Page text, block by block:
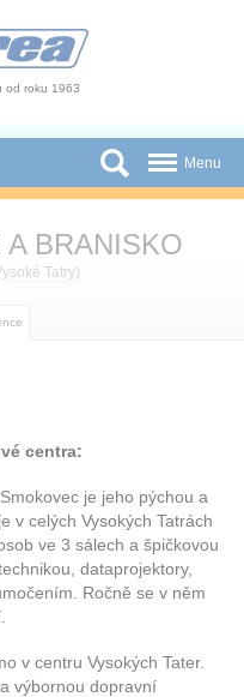
od roku 1963
Menu
A BRANISKO
Tatry)
centra:
je jeho pýchou a
v celých Vysokých Tatrách
ve 3 sálech a špičkovou
dataprojektory,
Ročně se v něm
v centru Vysokých Tater.
výbornou dopravní